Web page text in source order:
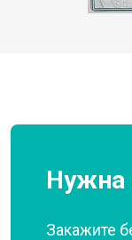
Нужна
Закажите